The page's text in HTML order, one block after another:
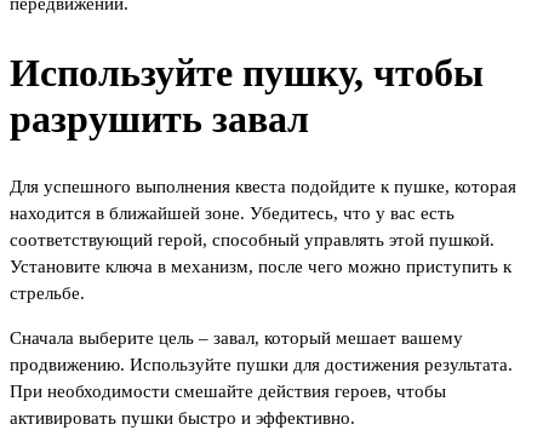
Используйте пушку, чтобы
разрушить завал
Для успешного выполнения квеста подойдите к пушке, которая
находится в ближайшей зоне. Убедитесь, что у вас есть
соответствующий герой, способный управлять этой пушкой.
Установите ключа в механизм, после чего можно приступить к
стрельбе.
Сначала выберите цель – завал, который мешает вашему
продвижению. Используйте пушки для достижения результата.
При необходимости смешайте действия героев, чтобы
активировать пушки быстро и эффективно.